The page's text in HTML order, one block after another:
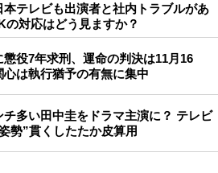
本テレビも出演者と社内トラブルがあ
対応はどう見ますか？
役7年求刑、運命の判決は11月16
は執行猶予の有無に集中
多い田中圭をドラマ主演に？ テレビ
勢”貫くしたたか皮算用